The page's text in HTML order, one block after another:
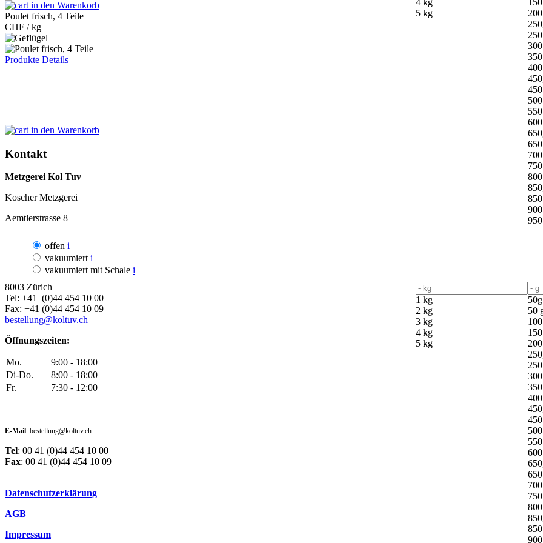
5 kg
offen i
vakuumiert i
vakuumiert mit Schale i
in den Warenkorb
Poulet frisch, 4 Teile
CHF / kg
Produkte Details
50
1 kg
2 kg
3 kg
4 kg
5 kg
in den Warenkorb
Kontakt
Metzgerei Kol Tuv
Koscher Metzgerei
Aemtlerstrasse 8
8003 Zürich
Tel: +41 (0)44 454 10 00
Fax: +41 (0)44 454 10 09
bestellung@koltuv.ch
Öffnungszeiten:
Mo.
9:00 - 18:00
Di-Do.
8:00 - 18:00
Fr.
7:30 - 12:00
E-Mail: bestellung@koltuv.ch
Tel: 00 41 (0)44 454 10 00
Fax: 00 41 (0)44 454 10 09
Datenschutzerklärung
AGB
Impressum